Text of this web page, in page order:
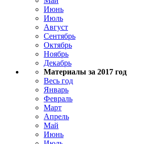
Июнь
Июль
Август
Сентябрь
Октябрь
Ноябрь
Декабрь
Материалы за 2017 год
Весь год
Январь
Февраль
Март
Апрель
Май
Июнь